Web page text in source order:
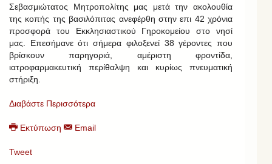
Σεβασμιώτατος Μητροπολίτης μας μετά την ακολουθία
της κοπής της βασιλόπιτας ανεφέρθη στην επι 42 χρόνια
προσφορά του Εκκλησιαστικού Γηροκομείου στο νησί
μας. Επεσήμανε ότι σήμερα φιλοξενεί 38 γέροντες που
βρίσκουν παρηγοριά, αμέριστη φροντίδα,
ιατροφαρμακευτική περίθαλψη και κυρίως πνευματική
στήριξη.
Διαβάστε Περισσότερα
Εκτύπωση Email
Tweet